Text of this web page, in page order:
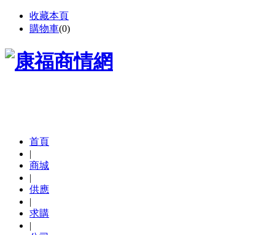
收藏本頁
購物車(0)
首頁
|
商城
|
供應
|
求購
|